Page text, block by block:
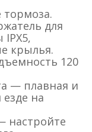
тормоза.
для
крылья.
120
— плавная и
на
настройте